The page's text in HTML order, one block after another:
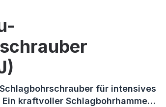
für intensives
Ein kraftvoller Schlagbohrhamme…